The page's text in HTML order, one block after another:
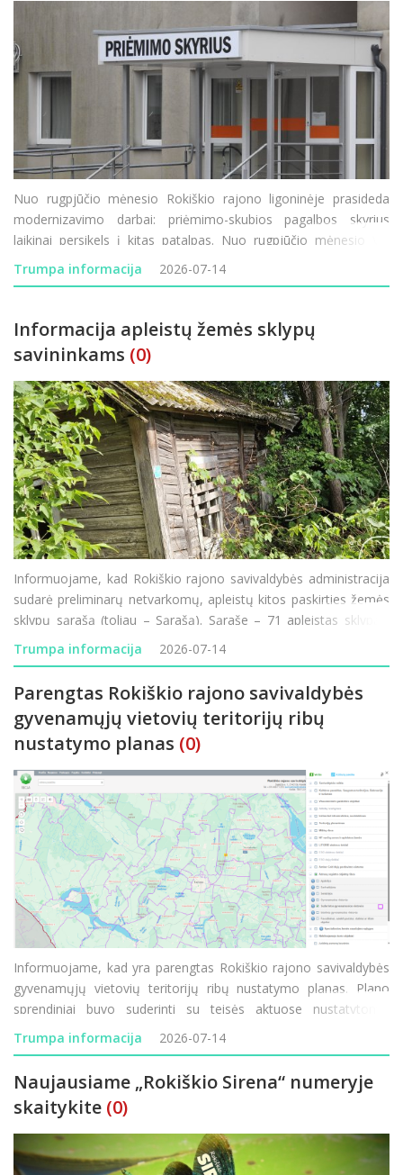
Nuo rugpjūčio mėnesio Rokiškio rajono ligoninėje prasideda
modernizavimo darbai: priėmimo-skubios pagalbos skyrius
laikinai persikels į kitas patalpas. Nuo rugpjūčio mėnesio VšĮ
Rokiškio rajono ligoninėje prasideda vienas didžiausių pastarųjų
metų infrastruktūros modernizavimo
Trumpa informacija 2026-07-14
Informacija apleistų žemės sklypų
savininkams (0)
Informuojame, kad Rokiškio rajono savivaldybės administracija
sudarė preliminarų netvarkomų, apleistų kitos paskirties žemės
sklypų sąrašą (toliau – Sąrašą). Sąraše – 71 apleistas sklypas.
Daugiausia netvarkomų ir apleistų sklypų šiais metais užfiksuot
Trumpa informacija 2026-07-14
Parengtas Rokiškio rajono savivaldybės
gyvenamųjų vietovių teritorijų ribų
nustatymo planas (0)
Informuojame, kad yra parengtas Rokiškio rajono savivaldybės
gyvenamųjų vietovių teritorijų ribų nustatymo planas. Plano
sprendiniai buvo suderinti su teisės aktuose nustatytomis
institucijomis. Su parengto plano sprendiniais ir suderintomis
gyvenamųjų vietovių teritorijų ribomis visuomenė g
Trumpa informacija 2026-07-14
Naujausiame „Rokiškio Sirena“ numeryje
skaitykite (0)